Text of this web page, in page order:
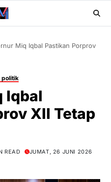
Miq Iqbal Pastikan Porprov
politik
Iqbal
XII Tetap
READ
JUMAT, 26 JUNI 2026